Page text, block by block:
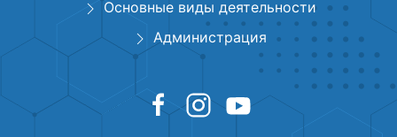
Основные виды деятельности
Администрация